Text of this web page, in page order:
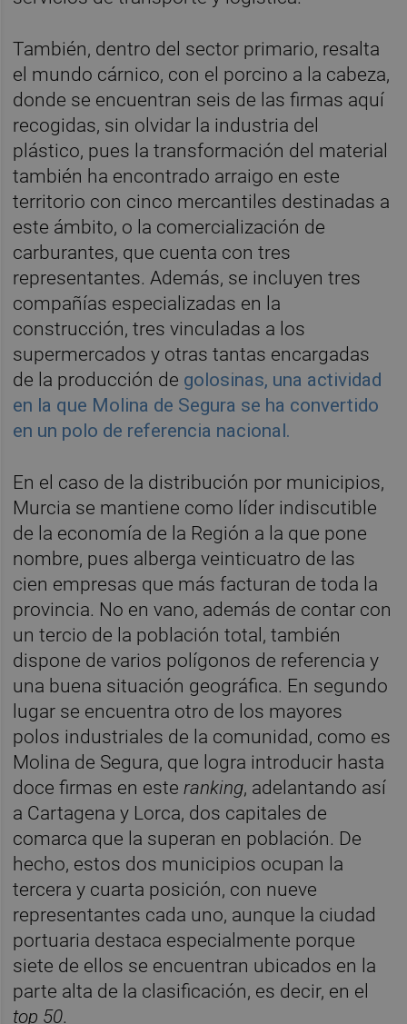
También, dentro del sector primario, resalta
el mundo cárnico, con el porcino a la cabeza,
donde se encuentran seis de las firmas aquí
recogidas, sin olvidar la industria del
plástico, pues la transformación del material
también ha encontrado arraigo en este
territorio con cinco mercantiles destinadas a
este ámbito, o la comercialización de
carburantes, que cuenta con tres
representantes. Además, se incluyen tres
compañías especializadas en la
construcción, tres vinculadas a los
supermercados y otras tantas encargadas
de la producción de golosinas, una actividad
en la que Molina de Segura se ha convertido
en un polo de referencia nacional.
En el caso de la distribución por municipios,
Murcia se mantiene como líder indiscutible
de la economía de la Región a la que pone
nombre, pues alberga veinticuatro de las
cien empresas que más facturan de toda la
provincia. No en vano, además de contar con
un tercio de la población total, también
dispone de varios polígonos de referencia y
una buena situación geográfica. En segundo
lugar se encuentra otro de los mayores
polos industriales de la comunidad, como es
Molina de Segura, que logra introducir hasta
doce firmas en esteranking, adelantando así
a Cartagena y Lorca, dos capitales de
comarca que la superan en población. De
hecho, estos dos municipios ocupan la
tercera y cuarta posición, con nueve
representantes cada uno, aunque la ciudad
portuaria destaca especialmente porque
siete de ellos se encuentran ubicados en la
parte alta de la clasificación, es decir, en el
top 50.